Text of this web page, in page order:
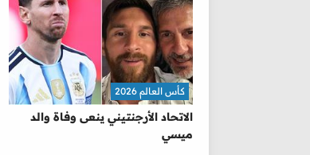
الاتحاد الأرجنتيني ينعى وفاة والد
ميسي
كأس العالم 2026